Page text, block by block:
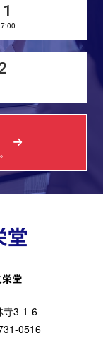
堂
寺3-1-6
0516